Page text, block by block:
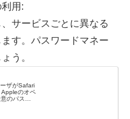
用:
サービスごとに異なる
す。パスワードマネー
う。
ザがSafari
Appleのオペ
のパスワ